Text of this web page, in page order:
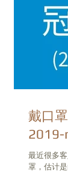
戴口
2019-
最近很多
罩，估计